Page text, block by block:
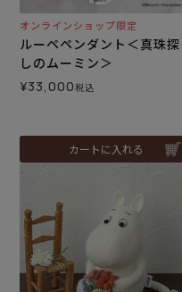
オンラインショップ限定
ルーペペンダント＜真珠探
しのムーミン＞
¥33,000税込
カートに入れる